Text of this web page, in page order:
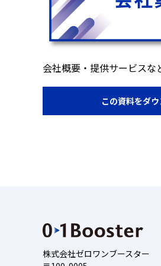
会社概要・提供サービスな
この資料をダ
株式会社ゼロワンブースター